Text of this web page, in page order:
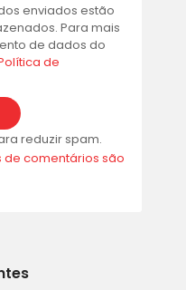
enviados estão
Para mais
de dados do
de
reduzir spam.
comentários são